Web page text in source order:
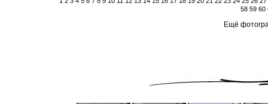
58 59 60
Ещё